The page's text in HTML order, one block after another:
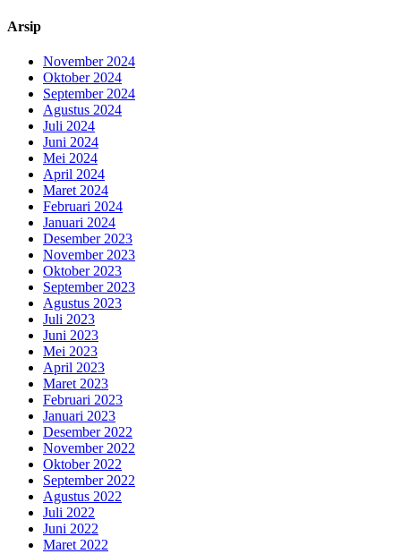
Arsip
November 2024
Oktober 2024
September 2024
Agustus 2024
Juli 2024
Juni 2024
Mei 2024
April 2024
Maret 2024
Februari 2024
Januari 2024
Desember 2023
November 2023
Oktober 2023
September 2023
Agustus 2023
Juli 2023
Juni 2023
Mei 2023
April 2023
Maret 2023
Februari 2023
Januari 2023
Desember 2022
November 2022
Oktober 2022
September 2022
Agustus 2022
Juli 2022
Juni 2022
Maret 2022